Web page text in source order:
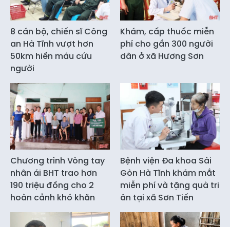
8 cán bộ, chiến sĩ Công
an Hà Tĩnh vượt hơn
50km hiến máu cứu
người
Khám, cấp thuốc miễn
phí cho gần 300 người
dân ở xã Hương Sơn
Chương trình Vòng tay
nhân ái BHT trao hơn
190 triệu đồng cho 2
hoàn cảnh khó khăn
Bệnh viện Đa khoa Sài
Gòn Hà Tĩnh khám mắt
miễn phí và tặng quà tri
ân tại xã Sơn Tiến